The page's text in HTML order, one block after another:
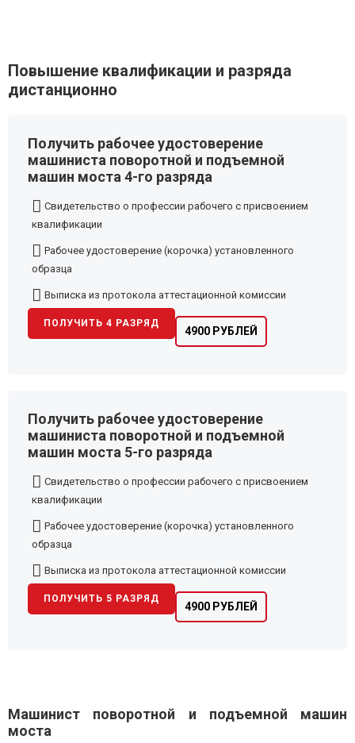
Повышение квалификации и разряда
дистанционно
Получить рабочее удостоверение
машиниста поворотной и подъемной
машин моста 4-го разряда
Свидетельство о профессии рабочего с присвоением
квалификации
Рабочее удостоверение (корочка) установленного
образца
Выписка из протокола аттестационной комиссии
4900 РУБЛЕЙ
ПОЛУЧИТЬ 4 РАЗРЯД
Получить рабочее удостоверение
машиниста поворотной и подъемной
машин моста 5-го разряда
Свидетельство о профессии рабочего с присвоением
квалификации
Рабочее удостоверение (корочка) установленного
образца
Выписка из протокола аттестационной комиссии
4900 РУБЛЕЙ
ПОЛУЧИТЬ 5 РАЗРЯД
Машинист поворотной и подъемной машин
моста